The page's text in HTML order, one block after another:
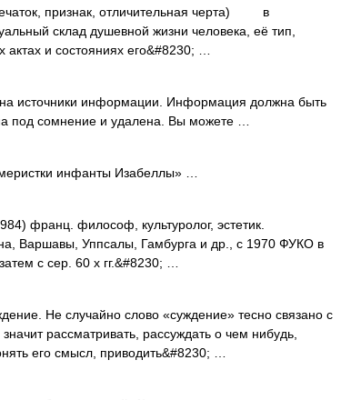
признак, отличительная черта) в
склад душевной жизни человека, её тип,
и состояниях его&#8230; …
источники информации. Информация должна быть
под сомнение и удалена. Вы можете …
инфанты Изабеллы» …
философ, культуролог, эстетик.
Варшавы, Уппсалы, Гамбурга и др., с 1970 ФУКО в
с сер. 60 х гг.&#8230; …
Не случайно слово «суждение» тесно связано с
рассматривать, рассуждать о чем нибудь,
его смысл, приводить&#8230; …